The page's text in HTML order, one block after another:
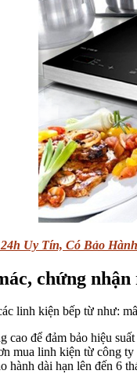
Uy Tín, Có Bảo Hành
chứng
linh kiện bếp từ như:
để đảm bảo hiệu
mua linh kiện từ công
dài hạn lên đến 6